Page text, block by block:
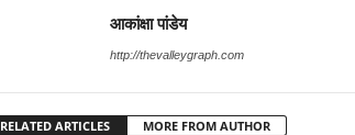
आकांक्षा पांडेय
http://thevalleygraph.com
RELATED ARTICLES MORE FROM AUTHOR